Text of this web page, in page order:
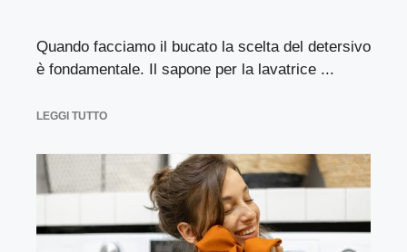
Quando facciamo il bucato la scelta del detersivo
è fondamentale. Il sapone per la lavatrice ...
LEGGI TUTTO